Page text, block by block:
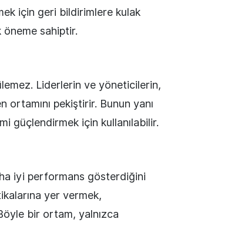
için geri bildirimlere kulak
sahiptir.
Liderlerin ve yöneticilerin,
ortamını pekiştirir. Bunun yanı
güçlendirmek için kullanılabilir.
iyi performans gösterdiğini
yer vermek,
bir ortam, yalnızca